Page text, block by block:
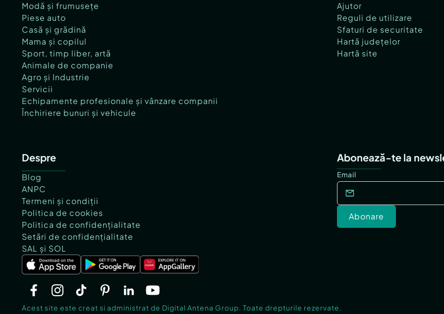
Modă și frumusețe
Piese auto
Casă și grădină
Mama și copilul
Sport, timp liber, artă
Animale de companie
Agro și Industrie
Servicii
Echipamente profesionale și vânzare companii
Închiriere bunuri și vehicule
Ajutor
Reguli de utilizare
Sfaturi de securitate
Hartă județelor
Hartă site
Despre
Blog
ANPC
Termeni și condiții
Politica de cookies
Politica de confidențialitate
Setări de confidențialitate
SAL și SOL
Abonează-te la
Email
Abonare
Acest site este creat si administrat de Digital Antena Group. Toate drepturile rezervate.